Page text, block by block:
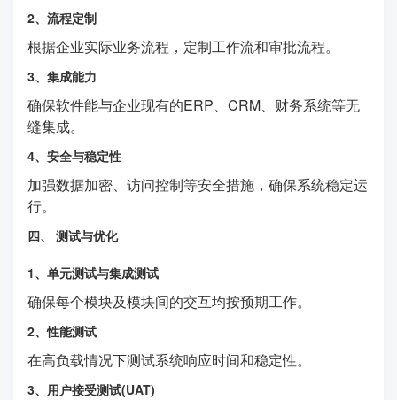
2、流程定制
根据企业实际业务流程，定制工作流和审批流程。
3、集成能力
确保软件能与企业现有的ERP、CRM、财务系统等无
缝集成。
4、安全与稳定性
加强数据加密、访问控制等安全措施，确保系统稳定运
行。
四、 测试与优化
1、单元测试与集成测试
确保每个模块及模块间的交互均按预期工作。
2、性能测试
在高负载情况下测试系统响应时间和稳定性。
3、用户接受测试(UAT)